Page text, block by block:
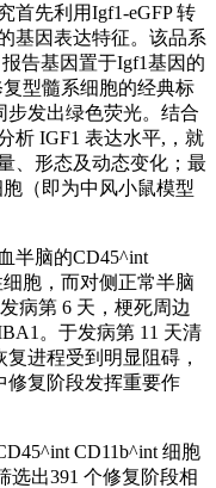
首先利用Igf1-eGFP 转
基因表达特征。该品系
告基因置于Igf1基因的
型髓系细胞的经典标
步发出绿色荧光。结合
析 IGF1 表达水平,，就
、形态及动态变化；最
（即为中风小鼠模型
半脑的CD45^int
细胞，而对侧正常半脑
病第 6 天，梗死周边
。于发病第 11 天清
进程受到明显阻碍，
修复阶段发挥重要作
CD11b^int 细胞
选出391 个修复阶段相